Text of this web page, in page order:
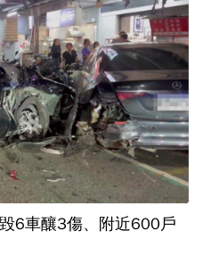
6車釀3傷、附近600戶